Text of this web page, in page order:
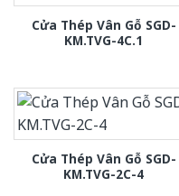
Cửa Thép Vân Gỗ SGD-
KM.TVG-4C.1
Cửa Thép Vân Gỗ SGD-
KM.TVG-2C-4